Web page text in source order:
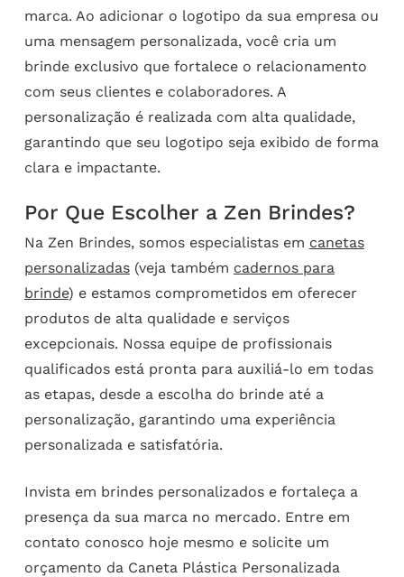
marca. Ao adicionar o logotipo da sua empresa ou
uma mensagem personalizada, você cria um
brinde exclusivo que fortalece o relacionamento
com seus clientes e colaboradores. A
personalização é realizada com alta qualidade,
garantindo que seu logotipo seja exibido de forma
clara e impactante.
Por Que Escolher a Zen Brindes?
Na Zen Brindes, somos especialistas em canetas
personalizadas(veja também cadernos para
brinde) e estamos comprometidos em oferecer
produtos de alta qualidade e serviços
excepcionais. Nossa equipe de profissionais
qualificados está pronta para auxiliá-lo em todas
as etapas, desde a escolha do brinde até a
personalização, garantindo uma experiência
personalizada e satisfatória.
Invista em brindes personalizados e fortaleça a
presença da sua marca no mercado. Entre em
contato conosco hoje mesmo e solicite um
orçamento da Caneta Plástica Personalizada